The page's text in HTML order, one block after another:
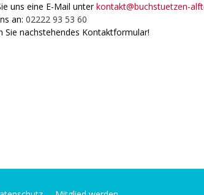
uns eine E-Mail unterkontakt@buchstuetzen-
an: 02222 93 53 60
Sie nachstehendes Kontaktformular!
Karin Büchel ist tot – eine Stimme des